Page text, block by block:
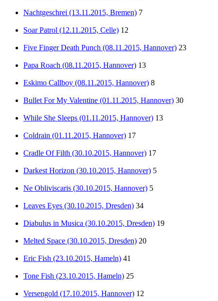
Nachtgeschrei (13.11.2015, Bremen) 7
Soar Patrol (12.11.2015, Celle) 12
Five Finger Death Punch (08.11.2015, Hannover) 23
Papa Roach (08.11.2015, Hannover) 13
Eskimo Callboy (08.11.2015, Hannover) 8
Bullet For My Valentine (01.11.2015, Hannover) 30
While She Sleeps (01.11.2015, Hannover) 13
Coldrain (01.11.2015, Hannover) 17
Cradle Of Filth (30.10.2015, Hannover) 17
Darkest Horizon (30.10.2015, Hannover) 5
Ne Obliviscaris (30.10.2015, Hannover) 5
Leaves Eyes (30.10.2015, Dresden) 34
Diabulus in Musica (30.10.2015, Dresden) 19
Melted Space (30.10.2015, Dresden) 20
Eric Fish (23.10.2015, Hameln) 41
Tone Fish (23.10.2015, Hameln) 25
Versengold (17.10.2015, Hannover) 12